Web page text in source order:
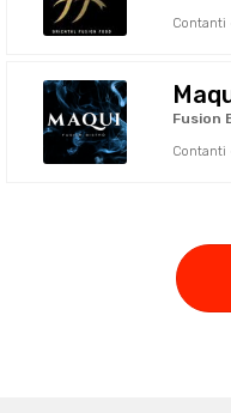
Contanti
Fusion
Contanti